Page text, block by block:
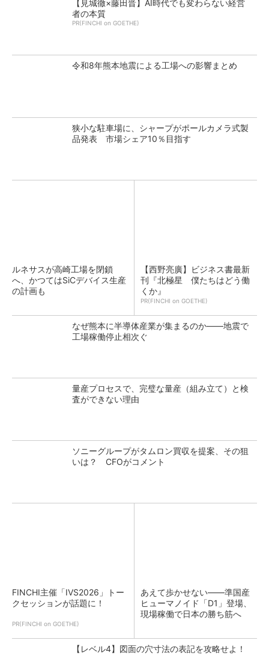
【見城徹×藤田晋】AI時代でも変わらない経営
者の本質
PR(FINCHI on GOETHE)
令和8年熊本地震による工場への影響まとめ
狭小な駐車場に、シャープがポールカメラ式製
品発表 市場シェア10％目指す
ルネサスが高崎工場を閉鎖
へ、かつてはSiCデバイス生産
の計画も
【西野亮廣】ビジネス書最新
刊『北極星 僕たちはどう働
くか』
PR(FINCHI on GOETHE)
なぜ熊本に半導体産業が集まるのか――地震で
工場稼働停止相次ぐ
量産プロセスで、完璧な量産（組み立て）と検
査ができない理由
ソニーグループがタムロン買収を提案、その狙
いは？ CFOがコメント
FINCHI主催「IVS2026」トー
クセッションが話題に！
PR(FINCHI on GOETHE)
あえて歩かせない――準国産
ヒューマノイド「D1」登場、
現場稼働で日本の勝ち筋へ
【レベル4】図面の穴寸法の表記を攻略せよ！